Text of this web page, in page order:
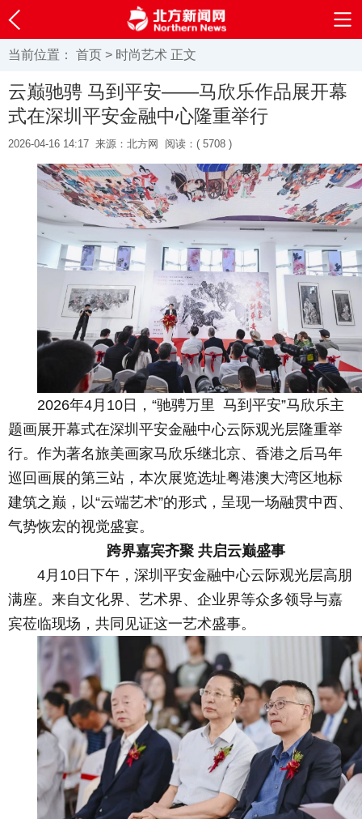
当前位置： 首页 > 时尚艺术 正文
云巅驰骋 马到平安——马欣乐作品展开幕
式在深圳平安金融中心隆重举行
2026-04-16 14:17 来源：北方网 阅读：( 5708 )
2026年4月10日，“驰骋万里 马到平安”马欣乐主
题画展开幕式在深圳平安金融中心云际观光层隆重举
行。作为著名旅美画家马欣乐继北京、香港之后马年
巡回画展的第三站，本次展览选址粤港澳大湾区地标
建筑之巅，以“云端艺术”的形式，呈现一场融贯中西、
气势恢宏的视觉盛宴。
跨界嘉宾齐聚 共启云巅盛事
4月10日下午，深圳平安金融中心云际观光层高朋
满座。来自文化界、艺术界、企业界等众多领导与嘉
宾莅临现场，共同见证这一艺术盛事。